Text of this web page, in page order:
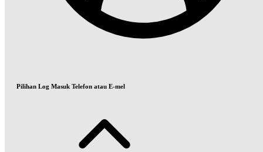
Pilihan Log Masuk Telefon atau E-mel